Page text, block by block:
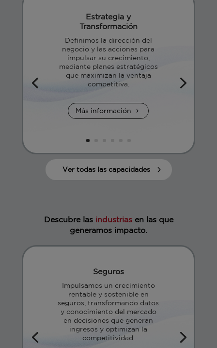
Estrategia y
Transformación
Definimos la dirección del
negocio y las acciones para
impulsar su crecimiento,
mediante planes estratégicos
que maximizan la ventaja
competitiva.
Más información
Ver todas las capacidades
Descubre las industrias en las que
generamos impacto.
Seguros
Impulsamos un crecimiento
rentable y sostenible en
seguros, transformando datos
y conocimiento del mercado
en decisiones que generan
ingresos y optimizan la
competitividad.